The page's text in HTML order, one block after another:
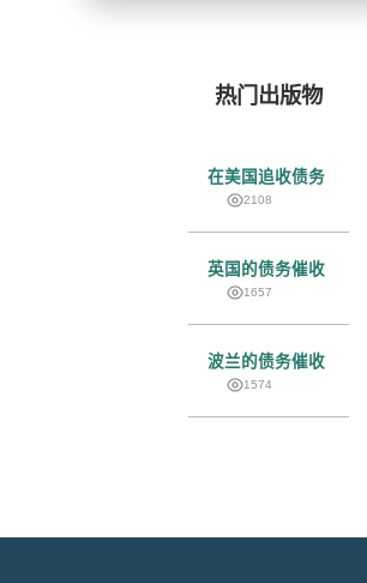
热门出版物
在美国追收债务
2108
英国的债务催收
1657
波兰的债务催收
1574